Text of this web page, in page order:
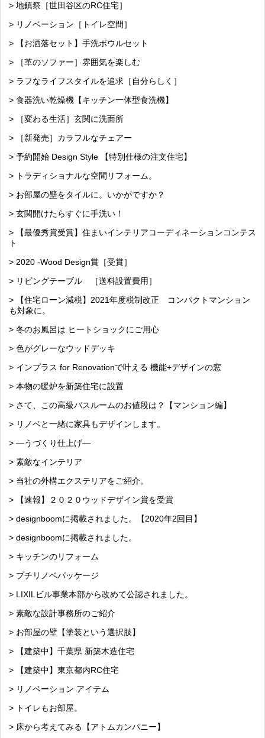
> 地鎮祭［世田谷区のRC住宅］
> リノベーション［トイレ空間］
> 【お洒落セット】手洗ボウルセット
> ［革のソファー］雰囲気を楽しむ
> ラフなライフスタイルを追求［自分らしく］
> 食器洗い乾燥機【キッチン一体型食洗機】
> ［変わる生活］玄関に洗面所
> ［新発売］カラフルなチェアー
> 予約開始 Design Style 【特別仕様の注文住宅】
> トラディショナルな空間リフォーム。
> お部屋の壁をタイルに。いかがですか？
> 玄関開けたらすぐに手洗い！
> 【最優秀賞受賞】住まいインテリアコーディネーションコンテス
ト
> 2020 -Wood Design賞［受賞］
> リビングテーブル ［送料設置費用］
> 【住宅ローン減税】2021年度税制改正 コンパクトマンション
も対象に。
> 冬のお風呂は ヒートショックにご用心
> 色がグレーなウッドデッキ
> インプラス for Renovationで叶える 機能+デザインの窓
> 本物の暖炉を新築住宅に設置
> さて、この高級バスルームのお値段は？【マンション編】
> リノベと一緒に家具もデザインします。
> —うづくり仕上げ—
> 素敵なインテリア
> 当社の外構エクステリアをご紹介。
> 【速報】２０２０ウッドデザイン賞を受賞
> designboomに掲載されました。【2020年2回目】
> designboomに掲載されました。
> キッチンのリフォーム
> プチリノベパッケージ
> LIXILビル事業本部から改めて公認されました。
> 素敵な設計事務所のご紹介
> お部屋の壁【塗装という選択肢】
> 【建築中】千葉県 新築木造住宅
> 【建築中】東京都内RC住宅
> リノベーション アイテム
> トイレもお部屋。
> 床から考えてみる【アトムカンパニー】